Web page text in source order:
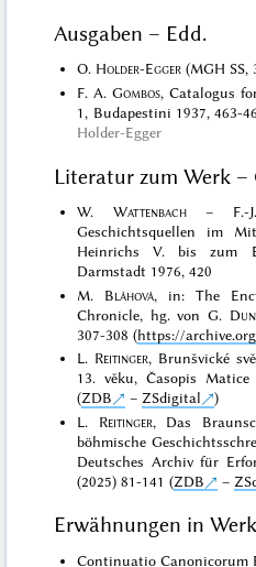
Ausgaben – Edd.
O. Holder-Egger (MGH SS,
F. A.Gombos, Catalogus
1, Budapestini 1937, 463-
Holder-Egger
Literatur zum Werk –
W. Wattenbach– F.-
Geschichtsquellen im
Heinrichs V. bis zum
Darmstadt 1976, 420
M. Bláhová, in: The
Chronicle, hg. von G.
307-308 (https://archive.org
L. Reitinger, Brunšvické
13. věku, Časopis
(ZDB –ZSdigital
)
L. Reitinger, Das
böhmische
Deutsches Archiv für
(2025) 81-141 (ZDB –
Erwähnungen in
Continuatio Canonicorum